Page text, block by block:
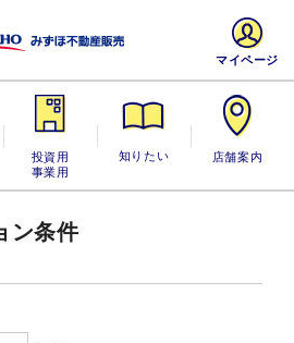
投資用・事業
用
知りたい 店舗案内
マイページ
ン条件